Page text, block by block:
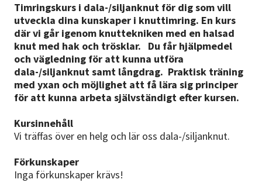
Timringskurs i dala-/siljanknut för dig som vill
utveckla dina kunskaper i knuttimring. En kurs
där vi går igenom knuttekniken med en halsad
knut med hak och trösklar. Du får hjälpmedel
och vägledning för att kunna utföra
dala-/siljanknut samt långdrag. Praktisk träning
med yxan och möjlighet att få lära sig principer
för att kunna arbeta självständigt efter kursen.
Kursinnehåll
Vi träffas över en helg och lär oss dala-/siljanknut.
Förkunskaper
Inga förkunskaper krävs!